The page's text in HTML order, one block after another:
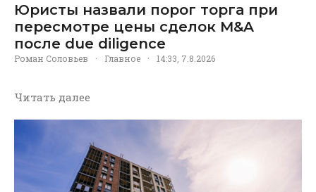
Юристы назвали порог торга при
пересмотре цены сделок M&A
после due diligence
Роман Соловьев · Главное · 14:33, 7.8.2026
Читать далее